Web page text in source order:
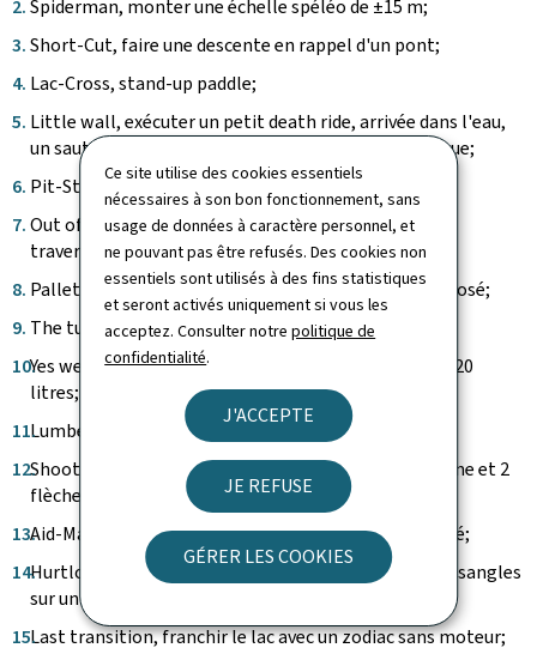
Ce site utilise des cookies essentiels
nécessaires à son bon fonctionnement, sans
usage de données à caractère personnel, et
ne pouvant pas être refusés. Des cookies non
essentiels sont utilisés à des fins statistiques
et seront activés uniquement si vous les
acceptez. Consulter notrepolitique de
confidentialité.
J'ACCEPTE
JE REFUSE
GÉRER LES COOKIES
Spiderman, monter une échelle spéléo de ±15 m;
Short-Cut, faire une descente en rappel d'un pont;
Lac-Cross, stand-up paddle;
Little wall, exécuter un petit death ride, arrivée dans l'eau,
un saut commando et une piste d'obstacles aquatique;
Pit-Stop, changer les roues entre eux;
Out of the Hell, exécuter une nage commando pour
traverser le lac;
Pallet, passer les obstacles à l'aide du matériel proposé;
The tube, passer un tunnel assombri;
Yes we "can", franchir le lac avec des "watercans" de 20
litres;
Lumber Johnny, scier une petite partie d'un rondin;
Shooting Range, exécuter un tir de 2 coups de carabine et 2
flèches à l'arc;
Aid-Man, transporter un blessé sur un parcours balisé;
Hurtlocker, transporter une bombe d'avion avec des sangles
sur un itinéraire balisé;
Last transition, franchir le lac avec un zodiac sans moteur;